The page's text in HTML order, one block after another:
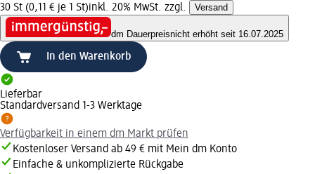
30 St (0,11 € je 1 St)inkl. 20% MwSt. zzgl. Versand
dm Dauerpreisnicht erhöht seit 16.07.2025
In den Warenkorb
Lieferbar
Standardversand 1-3 Werktage
Verfügbarkeit in einem dm Markt prüfen
Kostenloser Versand ab 49 € mit Mein dm Konto
Einfache & unkomplizierte Rückgabe